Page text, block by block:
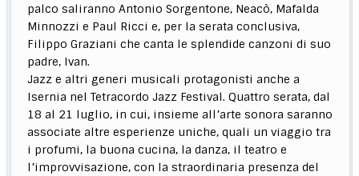
palco saliranno Antonio Sorgentone, Neacò, Mafalda
Minnozzi e Paul Ricci e, per la serata conclusiva,
Filippo Graziani che canta le splendide canzoni di suo
padre, Ivan.
Jazz e altri generi musicali protagonisti anche a
Isernia nel Tetracordo Jazz Festival. Quattro serata, dal
18 al 21 luglio, in cui, insieme all’arte sonora saranno
associate altre esperienze uniche, quali un viaggio tra
i profumi, la buona cucina, la danza, il teatro e
l’improvvisazione, con la straordinaria presenza del